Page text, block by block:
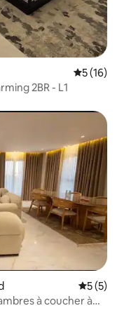
5 (16)
2BR - L1
5 (5)
à coucher à